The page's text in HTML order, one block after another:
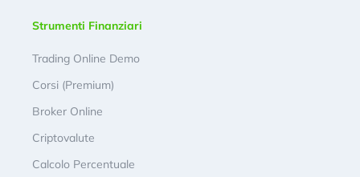
Strumenti Finanziari
Trading Online Demo
Corsi (Premium)
Broker Online
Criptovalute
Calcolo Percentuale